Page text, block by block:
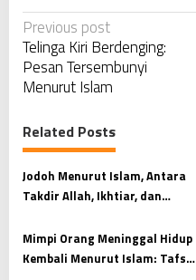
P
o
s
t
n
a
v
i
g
a
Previous post
Telinga Kiri Berdenging:
Pesan Tersembunyi
Menurut Islam
Related Posts
Jodoh Menurut Islam, Antara
Takdir Allah, Ikhtiar, dan
Mimpi Orang Meninggal Hidup
Kembali Menurut Islam: Tafsir